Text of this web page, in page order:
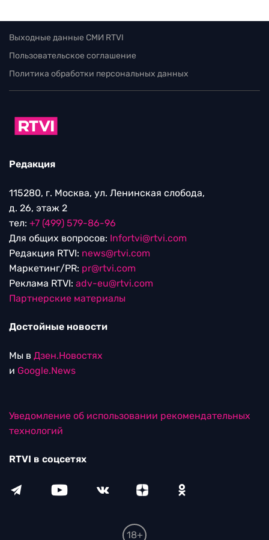
Выходные данные СМИ RTVI
Пользовательское соглашение
Политика обработки персональных данных
Редакция
115280, г. Москва, ул. Ленинская слобода,
д. 26, этаж 2
тел: +7 (499) 579-86-96
Для общих вопросов: Infortvi@rtvi.com
Редакция RTVI: news@rtvi.com
Маркетинг/PR: pr@rtvi.com
Реклама RTVI: adv-eu@rtvi.com
Партнерские материалы
Достойные новости
Мы в Дзен.Новостях
и Google.News
Уведомление об использовании рекомендательных
технологий
RTVI в соцсетях
18+